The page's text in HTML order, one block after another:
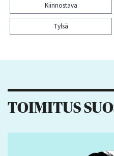
Kiinnostava
Tylsä
TOIMITUS